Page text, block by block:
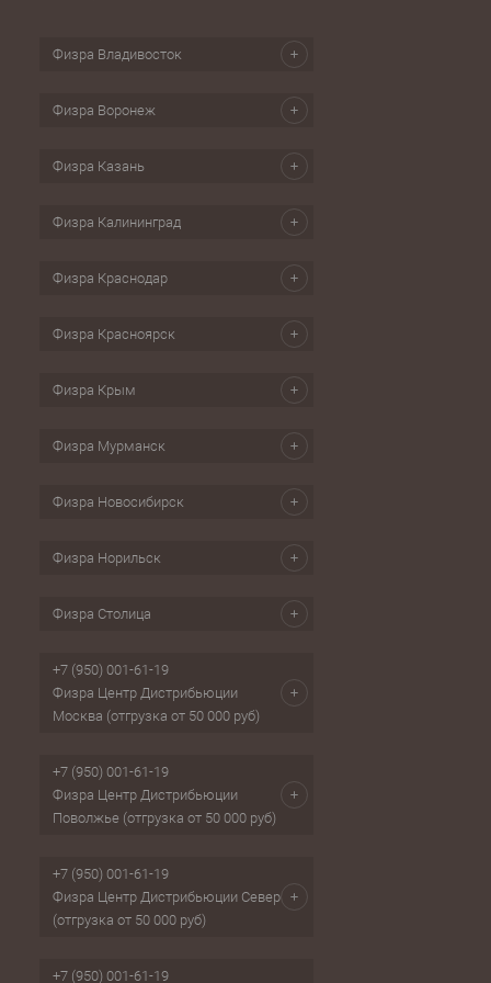
Физра Владивосток
Физра Воронеж
Физра Казань
Физра Калининград
Физра Краснодар
Физра Красноярск
Физра Крым
Физра Мурманск
Физра Новосибирск
Физра Норильск
Физра Столица
+7 (950) 001-61-19
Физра Центр Дистрибьюции
Москва (отгрузка от 50 000 руб)
+7 (950) 001-61-19
Физра Центр Дистрибьюции
Поволжье (отгрузка от 50 000 руб)
+7 (950) 001-61-19
Физра Центр Дистрибьюции Север
(отгрузка от 50 000 руб)
+7 (950) 001-61-19